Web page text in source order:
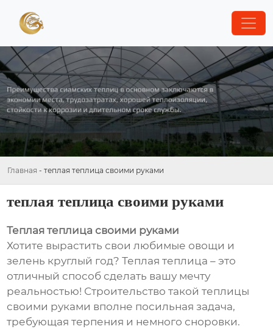
Главная - теплая теплица своими руками
теплая теплица своими руками
Теплая теплица своими руками
Хотите вырастить свои любимые овощи и
зелень круглый год? Теплая теплица – это
отличный способ сделать вашу мечту
реальностью! Строительство такой теплицы
своими руками вполне посильная задача,
требующая терпения и немного сноровки.